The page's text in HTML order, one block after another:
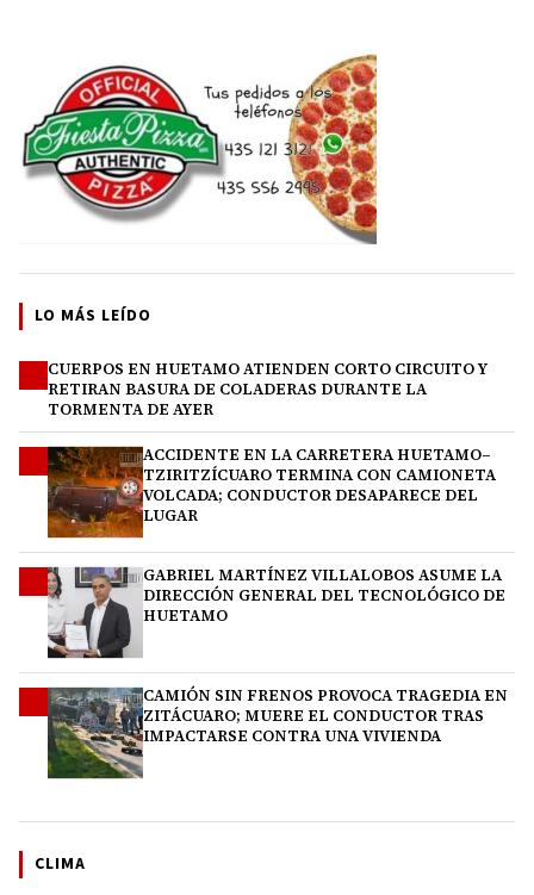
LO MÁS LEÍDO
CUERPOS EN HUETAMO ATIENDEN CORTO CIRCUITO Y
RETIRAN BASURA DE COLADERAS DURANTE LA
TORMENTA DE AYER
ACCIDENTE EN LA CARRETERA HUETAMO–
TZIRITZÍCUARO TERMINA CON CAMIONETA
VOLCADA; CONDUCTOR DESAPARECE DEL
LUGAR
GABRIEL MARTÍNEZ VILLALOBOS ASUME LA
DIRECCIÓN GENERAL DEL TECNOLÓGICO DE
HUETAMO
CAMIÓN SIN FRENOS PROVOCA TRAGEDIA EN
ZITÁCUARO; MUERE EL CONDUCTOR TRAS
IMPACTARSE CONTRA UNA VIVIENDA
CLIMA